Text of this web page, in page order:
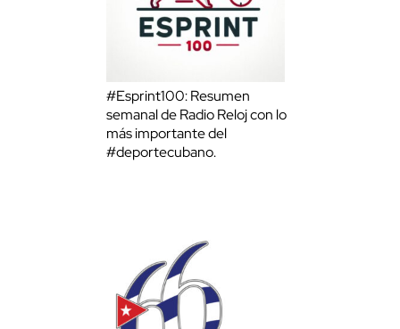
#Esprint100: Resumen
semanal de Radio Reloj con lo
más importante del
#deportecubano.